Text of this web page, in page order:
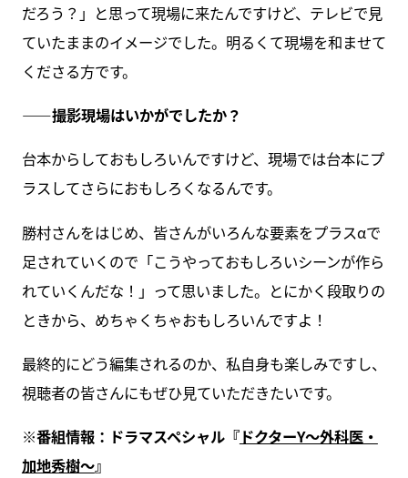
だろう？」と思って現場に来たんですけど、テレビで見
ていたままのイメージでした。明るくて現場を和ませて
くださる方です。
――撮影現場はいかがでしたか？
台本からしておもしろいんですけど、現場では台本にプ
ラスしてさらにおもしろくなるんです。
勝村さんをはじめ、皆さんがいろんな要素をプラスαで
足されていくので「こうやっておもしろいシーンが作ら
れていくんだな！」って思いました。とにかく段取りの
ときから、めちゃくちゃおもしろいんですよ！
最終的にどう編集されるのか、私自身も楽しみですし、
視聴者の皆さんにもぜひ見ていただきたいです。
※番組情報：ドラマスペシャル『ドクターY～外科医・
加地秀樹～』